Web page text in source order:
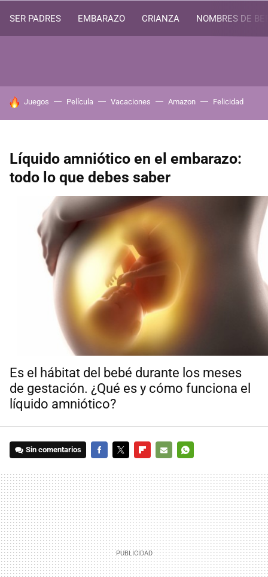
SER PADRES EMBARAZO CRIANZA NOMBRES DE
HOY SE HABLA DE
Juegos Película Vacaciones Amazon Felicidad
Líquido amniótico en el embarazo:
todo lo que debes saber
Es el hábitat del bebé durante los meses
de gestación. ¿Qué es y cómo funciona el
líquido amniótico?
Sin comentarios
MAIL